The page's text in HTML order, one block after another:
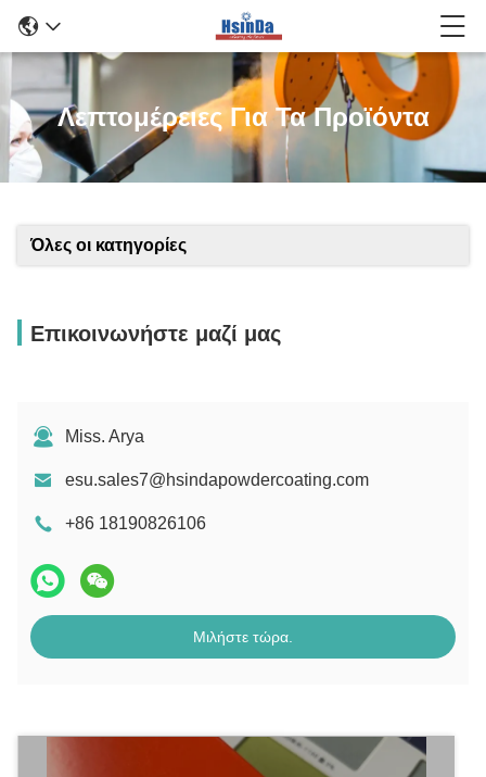
Λεπτομέρειες Για Τα Προϊόντα
Όλες οι κατηγορίες
Επικοινωνήστε μαζί μας
Miss. Arya
esu.sales7@hsindapowdercoating.com
+86 18190826106
Μιλήστε τώρα.